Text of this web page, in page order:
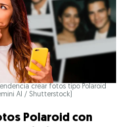
crear fotos tipo Polaroid
AI / Shutterstock)
Polaroid con